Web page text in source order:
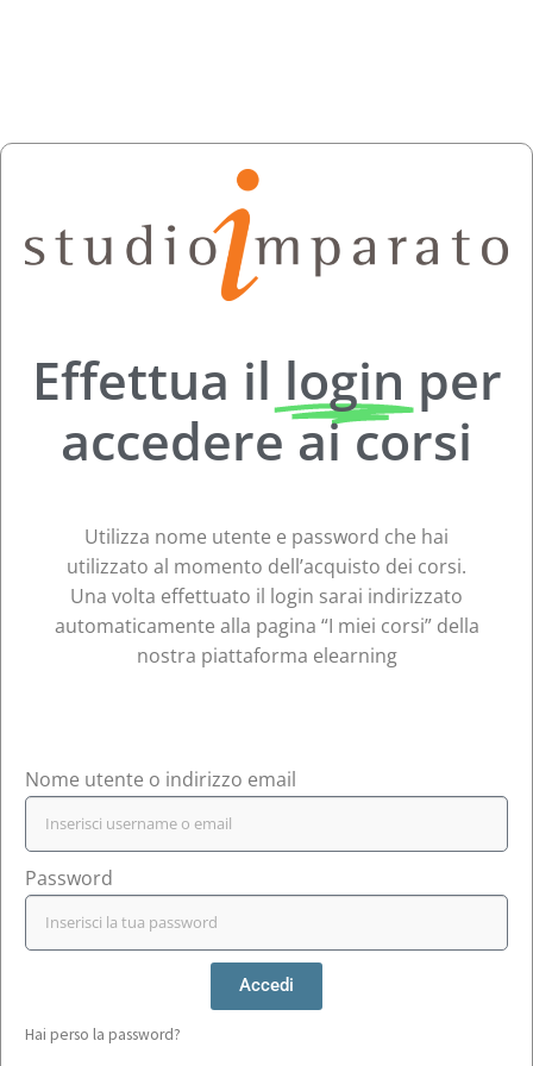
Effettua il login per
accedere ai corsi
Utilizza nome utente e password che hai
utilizzato al momento dell’acquisto dei corsi.
Una volta effettuato il login sarai indirizzato
automaticamente alla pagina “I miei corsi” della
nostra piattaforma elearning
Nome utente o indirizzo email
Password
Accedi
Hai perso la password?